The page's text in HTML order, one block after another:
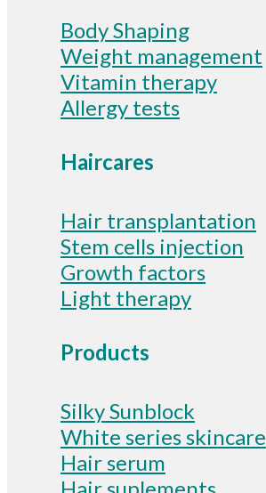
Body Shaping
Weight management
Vitamin therapy
Allergy tests
Haircares
Hair transplantation
Stem cells injection
Growth factors
Light therapy
Products
Silky Sunblock
White series skincare
Hair serum
Hair suplements